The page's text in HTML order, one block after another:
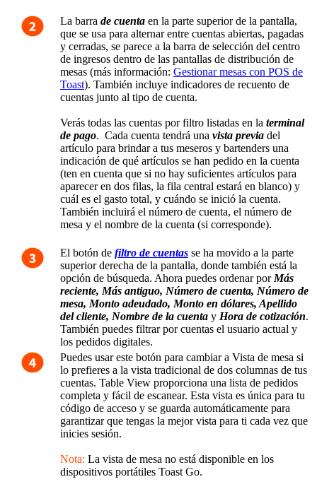
La barra de cuenta en la parte superior de la pantalla,
que se usa para alternar entre cuentas abiertas, pagadas
y cerradas, se parece a la barra de selección del centro
de ingresos dentro de las pantallas de distribución de
mesas (más información: Gestionar mesas con POS de
Toast). También incluye indicadores de recuento de
cuentas junto al tipo de cuenta.
Verás todas las cuentas por filtro listadas en la terminal
de pago. Cada cuenta tendrá una vista previa del
artículo para brindar a tus meseros y bartenders una
indicación de qué artículos se han pedido en la cuenta
(ten en cuenta que si no hay suficientes artículos para
aparecer en dos filas, la fila central estará en blanco) y
cuál es el gasto total, y cuándo se inició la cuenta.
También incluirá el número de cuenta, el número de
mesa y el nombre de la cuenta (si corresponde).
El botón de filtro de cuentas se ha movido a la parte
superior derecha de la pantalla, donde también está la
opción de búsqueda. Ahora puedes ordenar por Más
reciente, Más antiguo, Número de cuenta, Número de
mesa, Monto adeudado, Monto en dólares, Apellido
del cliente, Nombre de la cuenta y Hora de cotización.
También puedes filtrar por cuentas el usuario actual y
los pedidos digitales.
Puedes usar este botón para cambiar a Vista de mesa si
lo prefieres a la vista tradicional de dos columnas de tus
cuentas. Table View proporciona una lista de pedidos
completa y fácil de escanear. Esta vista es única para tu
código de acceso y se guarda automáticamente para
garantizar que tengas la mejor vista para ti cada vez que
inicies sesión.
Nota: La vista de mesa no está disponible en los
dispositivos portátiles Toast Go.